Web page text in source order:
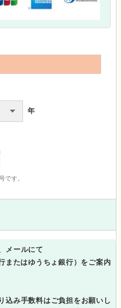
年
です。
メールにて
またはゆうちょ銀行）をご案内
込み手数料はご負担をお願いし